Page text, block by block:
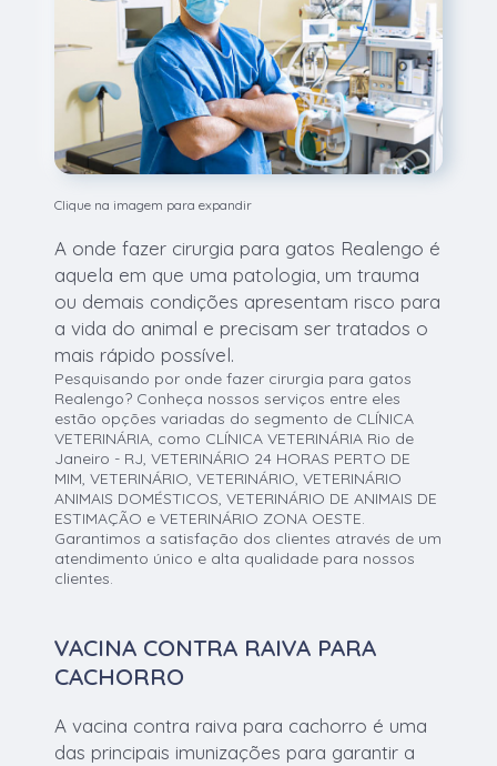
Clique na imagem para expandir
A onde fazer cirurgia para gatos Realengo é
aquela em que uma patologia, um trauma
ou demais condições apresentam risco para
a vida do animal e precisam ser tratados o
mais rápido possível.
Pesquisando por onde fazer cirurgia para gatos
Realengo? Conheça nossos serviços entre eles
estão opções variadas do segmento de CLÍNICA
VETERINÁRIA, como CLÍNICA VETERINÁRIA Rio de
Janeiro - RJ, VETERINÁRIO 24 HORAS PERTO DE
MIM, VETERINÁRIO, VETERINÁRIO, VETERINÁRIO
ANIMAIS DOMÉSTICOS, VETERINÁRIO DE ANIMAIS DE
ESTIMAÇÃO e VETERINÁRIO ZONA OESTE.
Garantimos a satisfação dos clientes através de um
atendimento único e alta qualidade para nossos
clientes.
VACINA CONTRA RAIVA PARA
CACHORRO
A vacina contra raiva para cachorro é uma
das principais imunizações para garantir a